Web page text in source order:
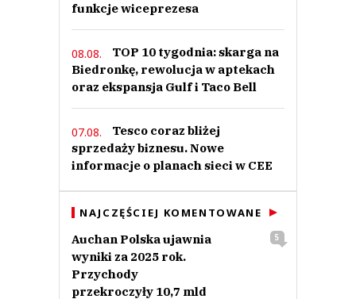
funkcje wiceprezesa
08.08.
TOP 10 tygodnia: skarga na
Biedronkę, rewolucja w aptekach
oraz ekspansja Gulf i Taco Bell
07.08.
Tesco coraz bliżej
sprzedaży biznesu. Nowe
informacje o planach sieci w CEE
NAJCZĘŚCIEJ KOMENTOWANE
Auchan Polska ujawnia
wyniki za 2025 rok.
Przychody
przekroczyły 10,7 mld
5